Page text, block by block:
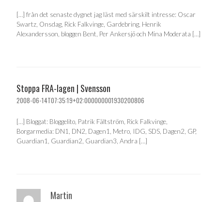
[…] från det senaste dygnet jag läst med särskilt intresse: Oscar
Swartz, Onsdag, Rick Falkvinge, Gardebring, Henrik
Alexandersson, bloggen Bent, Per Ankersjö och Mina Moderata […]
Stoppa FRA-lagen | Svensson
2008-06-14T07:35:19+02:000000001930200806
[…] Bloggat: Bloggelito, Patrik Fältström, Rick Falkvinge,
Borgarmedia: DN1, DN2, Dagen1, Metro, IDG, SDS, Dagen2, GP,
Guardian1, Guardian2, Guardian3, Andra […]
Martin